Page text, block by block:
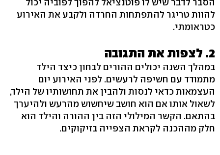
להוות טריגר להתפתחות החרדה ולקבע את האירוע
כטראומתי.
2. לצפות את התגובה
במהלך השנה יכולים ההורים לבחון כיצד הילד
מתמודד עם חשיפה לרעשים. לפני האירוע יום
העצמאות כדאי לנסות ולהבין את תחושותיו של הילד,
לשאול אותו אם הוא חושב שיחשוש מהרעש ולהיערך
בהתאם. הקשר המילולי הזה בין ההורה והילד הוא
חלק מההכנה לקראת הצפייה בזיקוקים.